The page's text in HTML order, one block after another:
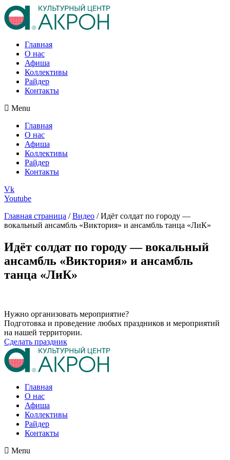
Главная
О нас
Афиша
Коллективы
Райдер
Контакты
Menu
Главная
О нас
Афиша
Коллективы
Райдер
Контакты
Vk
Youtube
Главная страница /Видео /Идёт солдат по городу —
вокальный ансамбль «Виктория» и ансамбль танца «ЛиК»
Идёт солдат по городу — вокальный
ансамбль «Виктория» и ансамбль
танца «ЛиК»
Нужно организовать мероприятие?
Подготовка и проведение любых праздников и мероприятий
на нашей территории.
Сделать праздник
Главная
О нас
Афиша
Коллективы
Райдер
Контакты
Menu